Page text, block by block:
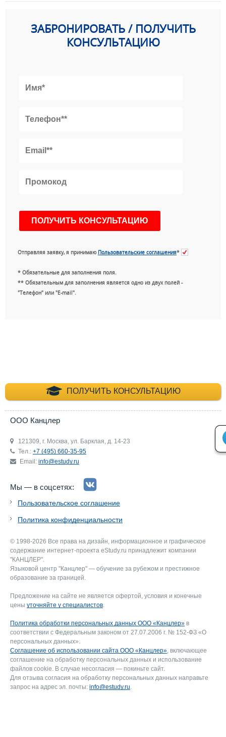
ЗАБРОНИРОВАТЬ / ПОЛУЧИТЬ
КОНСУЛЬТАЦИЮ
Отправляя заявку, я принимаю Пользовательские соглашения*
* Обязательные для заполнения поля.
** Обязательным для заполнения является одно из двух полей -
"Телефон" или "E-mail".
ПОЛУЧИТЬ КОНСУЛЬТАЦИЮ
+7 (495) 660-35-
ООО Канцлер
121309, г. Москва, ул. Барклая, д. 14-23
Тел.: +7 (495) 660-35-95
Email: info@estudy.ru
Мы — в соцсетях:
Пользовательское соглашение
Политика конфиденциальности
© 1998-2026 Все права на дизайн, информационное и графическое
содержание интернет-проекта eStudy.ru принадлежит компании
"КАНЦЛЕР".
Языковой центр "Канцлер" — обучение за рубежом и престижное
образование за границей.
Предложение на сайте не является офертой, условия и конечные
цены уточняйте у специалистов
Политика обработки персональных данных ООО «Канцлер» в
соответствии с Федеральным законом от 27.07.2006 г. № 152-ФЗ «О
персональных данных».
Соглашение об использовании сайта ООО «Канцлер» , включающее
соглашение на обработку персональных данных и использование
файлов cookie. В случае несогласия — покиньте сайт.
Для отзыва согласия на обработку персональных данных направьте
запрос на адрес эл. почты: info@estudy.ru